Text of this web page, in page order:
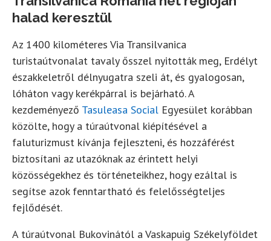
halad keresztül
Az 1400 kilométeres Via Transilvanica
turistaútvonalat tavaly ősszel nyitották meg, Erdélyt
északkeletről délnyugatra szeli át, és gyalogosan,
lóháton vagy kerékpárral is bejárható. A
kezdeményező Tasuleasa Social Egyesület korábban
közölte, hogy a túraútvonal kiépítésével a
faluturizmust kívánja fejleszteni, és hozzáférést
biztosítani az utazóknak az érintett helyi
közösségekhez és történeteikhez, hogy ezáltal is
segítse azok fenntartható és felelősségteljes
fejlődését.
A túraútvonal Bukovinától a Vaskapuig Székelyföldet